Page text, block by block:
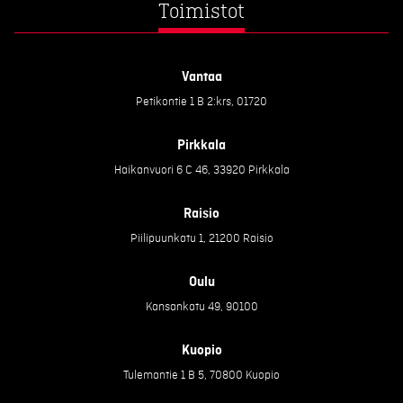
Toimistot
Vantaa
Petikontie 1 B 2:krs, 01720
Pirkkala
Haikanvuori 6 C 46, 33920 Pirkkala
Raisio
Piilipuunkatu 1, 21200 Raisio
Oulu
Kansankatu 49, 90100
Kuopio
Tulemantie 1 B 5, 70800 Kuopio